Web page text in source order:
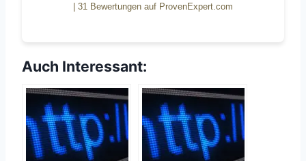
| 31 Bewertungen auf ProvenExpert.com
Auch Interessant: